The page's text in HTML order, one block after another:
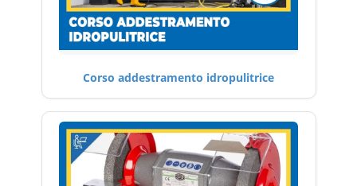
Corso addestramento idropulitrice